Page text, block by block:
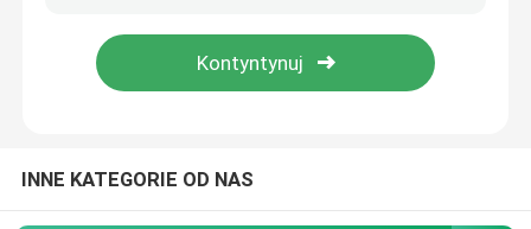
INNE KATEGORIE OD NAS